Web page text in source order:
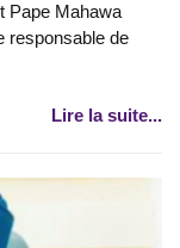
Pape Mahawa
responsable de
Lire la suite...